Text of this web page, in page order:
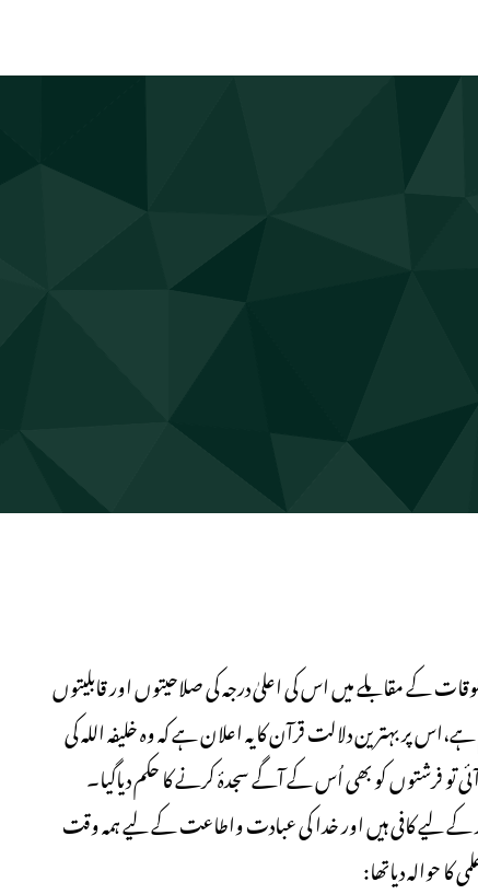
کے مقابلے میں اس کی اعلیٰ درجہ کی صلاحیتوں اور قابلیتوں
پر بہترین دلالت قرآن کا یہ اعلان ہے کہ وہ خلیفہ اللہ کی
فرشتوں کو بھی اُس کے آگے سجدۂ کرنے کا حکم دیاگیا۔
کے لیے کافی ہیں اور خدا کی عبادت واطاعت کے لیے ہمہ وقت
حوالہ دیاتھا: